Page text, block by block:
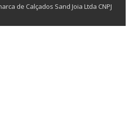
de Calçados Sand Joia Ltda CNPJ